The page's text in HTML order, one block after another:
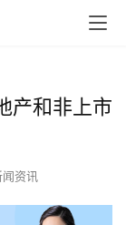
产和非上市
资讯